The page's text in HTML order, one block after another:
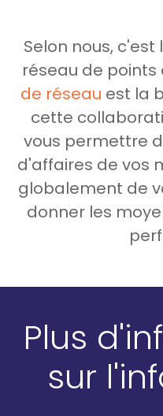
Selon nous,
réseau de points
de réseau est la
cette
vous permettre
d'affaires de vos
globalement de
donner les
Plus
sur